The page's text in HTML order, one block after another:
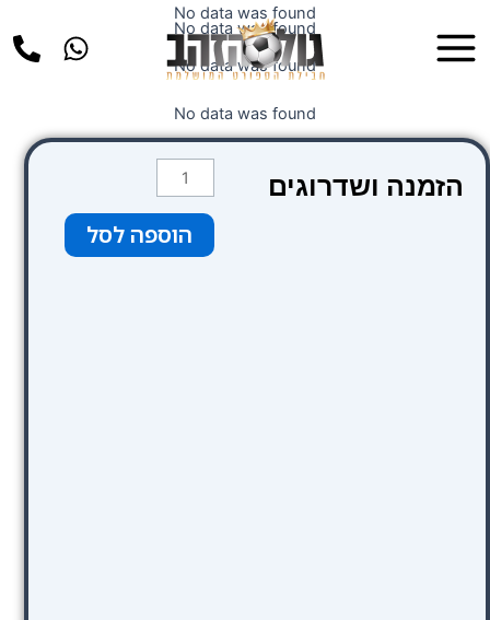
לתוכן
Menu
No data was found
No data was found
No data was found
No data was found
הזמנה ושדרוגים
כמות
של
קטגוריה
3
הוספה לסל